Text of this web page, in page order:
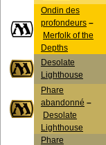
Ondin des
profondeurs –
Merfolk of the
Depths
Desolate
Lighthouse
Phare
abandonné –
Desolate
Lighthouse
Phare